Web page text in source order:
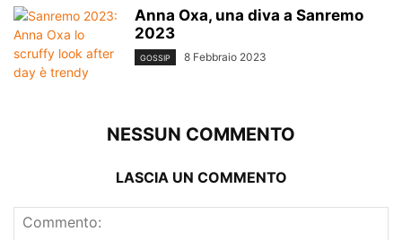
Anna Oxa, una diva a Sanremo
2023
GOSSIP 8 Febbraio 2023
NESSUN COMMENTO
LASCIA UN COMMENTO